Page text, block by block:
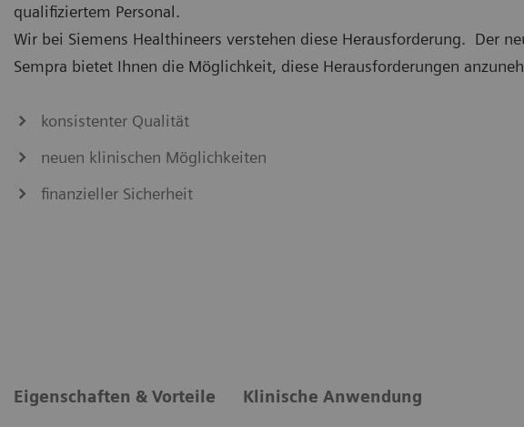
qualifiziertem Personal.
Wir bei Siemens Healthineers verstehen diese Herausforderung. Der
Sempra bietet Ihnen die Möglichkeit, diese Herausforderungen
konsistenter Qualität
neuen klinischen Möglichkeiten
finanzieller Sicherheit
Eigenschaften & Vorteile Klinische Anwendung